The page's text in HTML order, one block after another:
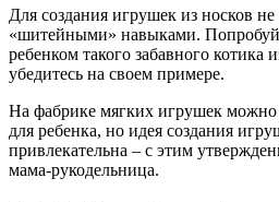
Для создания игрушек из носков
«шитейными» навыками.
ребенком такого забавного котика
убедитесь на своем примере.
На фабрике мягких игрушек
для ребенка, но идея создания
привлекательна – с этим
мама-рукодельница.